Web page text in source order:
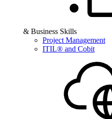
& Business Skills
Project Management
ITIL® and Cobit